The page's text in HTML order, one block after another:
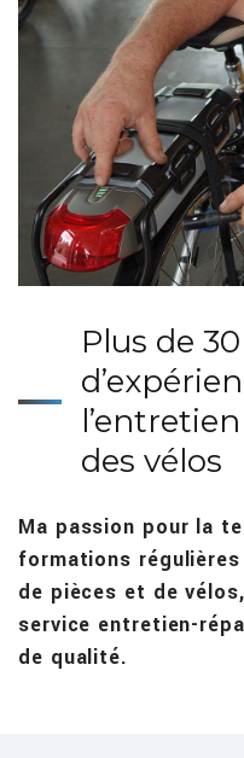
Plus de
des vélos
Ma passion pour la
formations
de pièces et de
service entretien-
de qualité.